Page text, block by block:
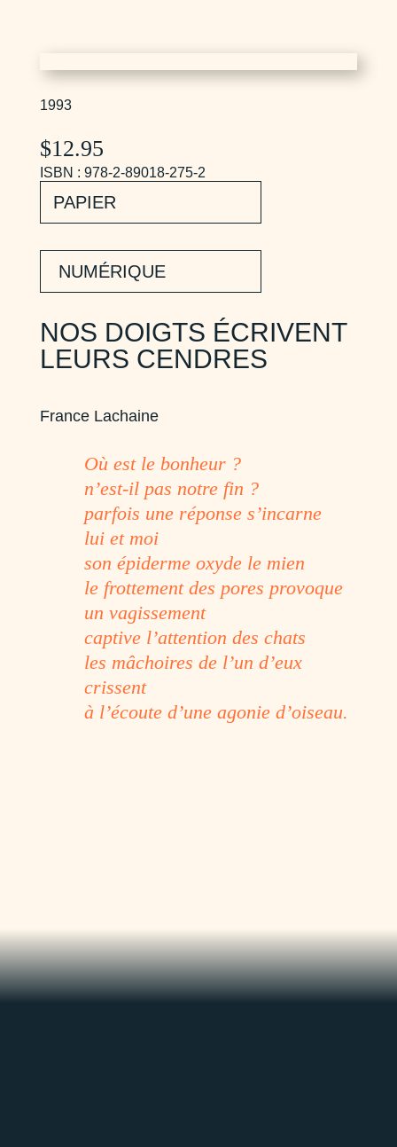
1993
$12.95
ISBN : 978-2-89018-275-2
PAPIER
NUMÉRIQUE
NOS DOIGTS ÉCRIVENT
LEURS CENDRES
France Lachaine
Où est le bonheur ?
n’est-il pas notre fin ?
parfois une réponse s’incarne
lui et moi
son épiderme oxyde le mien
le frottement des pores provoque
un vagissement
captive l’attention des chats
les mâchoires de l’un d’eux
crissent
à l’écoute d’une agonie d’oiseau.